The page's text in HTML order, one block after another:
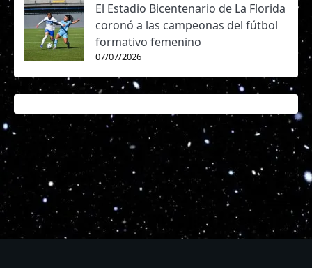
El Estadio Bicentenario de La Florida
coronó a las campeonas del fútbol
formativo femenino
07/07/2026